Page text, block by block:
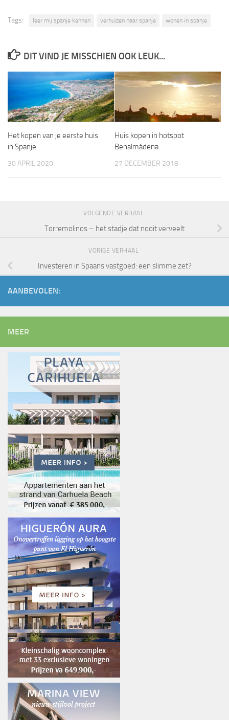
Tags: leer mij spanje kennen verhuizen naar spanje wonen in spanje
DIT VIND JE MISSCHIEN OOK LEUK...
Het kopen van je eerste huis
in Spanje
30 APRIL 2020
Huis kopen in hotspot
Benalmádena
27 DECEMBER 2018
VOLGENDE VERHAAL
Torremolinos – het stadje dat nooit verveelt
VORIGE VERHAAL
Investeren in Spaans vastgoed: een slimme zet?
AANBEVOLEN:
MEER